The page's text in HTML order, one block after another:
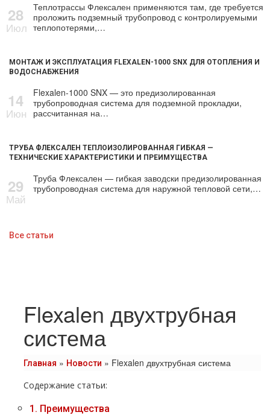
28
Июл
Теплотрассы Флексален применяются там, где требуется
проложить подземный трубопровод с контролируемыми
теплопотерями,…
МОНТАЖ И ЭКСПЛУАТАЦИЯ FLEXALEN-1000 SNX ДЛЯ ОТОПЛЕНИЯ И
ВОДОСНАБЖЕНИЯ
14
Июн
Flexalen-1000 SNX — это предизолированная
трубопроводная система для подземной прокладки,
рассчитанная на…
ТРУБА ФЛЕКСАЛЕН ТЕПЛОИЗОЛИРОВАННАЯ ГИБКАЯ —
ТЕХНИЧЕСКИЕ ХАРАКТЕРИСТИКИ И ПРЕИМУЩЕСТВА
29
Май
Труба Флексален — гибкая заводски предизолированная
трубопроводная система для наружной тепловой сети,…
Все статьи
Flexalen двухтрубная
система
Главная » Новости » Flexalen двухтрубная система
Содержание статьи:
1. Преимущества